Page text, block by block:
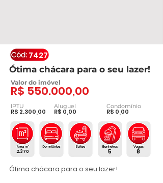
7427
Ótima chácara para o seu lazer!
Valor do imóvel
R$ 550.000,00
IPTU
R$ 2.300,00
Aluguel
R$ 0,00
Condomínio
R$ 0,00
5 8
2.370
Ótima chácara para o seu lazer!